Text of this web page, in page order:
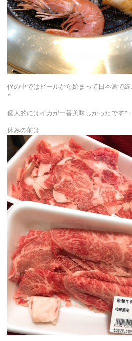
僕の中ではビールから始まって日本酒で
^
個人的にはイカが一番美味しかったです^
休みの前は